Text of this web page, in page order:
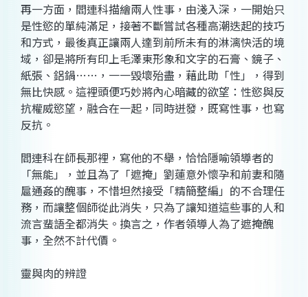
再一方面，閻連科描繪兩人性事，由淺入深，一開始只
是性慾的單純滿足，接著不斷嘗試各種高潮迭起的技巧
和方式，最後真正讓兩人達到前所未有的淋漓快活的境
域，卻是將所有印上毛澤東形象和文字的石膏、鏡子、
紙張、鋁鍋……，一一毀壞殆盡，藉此助「性」，得到
無比快感。這裡頭便巧妙將內心暗藏的欲望：性慾與反
抗權威慾望，融合在一起，同時迸發，既寫性事，也寫
反抗。
閻連科在師長那裡，寫他的不舉，恰恰隱喻領導者的
「無能」，並且為了「遮掩」劉蓮意外懷孕和前妻和隨
扈通姦的醜事，不惜坦然接受「精簡整編」的不合理任
務，而讓整個師從此消失，只為了讓知道這些事的人和
流言蜚語全都消失。換言之，作者領導人為了遮掩醜
事，全然不計代價。
靈與肉的辨證